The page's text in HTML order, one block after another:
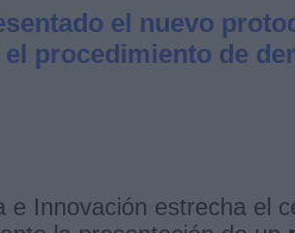
el nuevo
procedimiento de
e Innovación estrecha el